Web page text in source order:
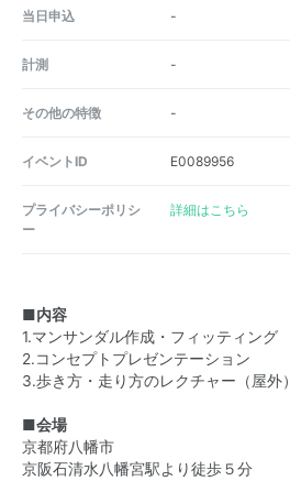
当日申込 -
計測 -
その他の特徴 -
イベントID E0089956
プライバシーポリシ
ー
詳細はこちら
■内容
1.マンサンダル作成・フィッティング
2.コンセプトプレゼンテーション
3.歩き方・走り方のレクチャー（屋外）
■会場
京都府八幡市
京阪石清水八幡宮駅より徒歩５分